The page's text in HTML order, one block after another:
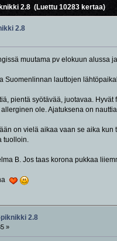
2.8 (Luettu 10283 kertaa)
2.8
muutama pv elokuun
Suomenlinnan lauttojen
pientä syötävää, juotavaa.
ole. Ajatuksena on
on vielä aikaa vaan se aika
tuolloin.
B. Jos taas korona pukkaa
2.8
»